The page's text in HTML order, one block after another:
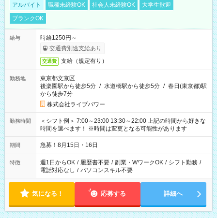
アルバイト 職種未経験OK 社会人未経験OK
大学生歓迎
ブランクOK
給与
時給1250円～
交通費別途支給あり
交通費 支給（規定有り）
勤務地
東京都文京区
後楽園駅から徒歩5分 / 水道橋駅から徒歩5分 / 春日(東京都)駅
から徒歩7分
株式会社ライブパワー
勤務時間
＜シフト例＞ 7:00～23:00 13:30～22:00 上記の時間から好きな
時間を選べます！ ※時間は変更となる可能性があります
期間 急募！8月15日・16日
特徴 週1日からOK / 履歴書不要 / 副業・WワークOK / シフト勤務 /
電話対応なし / パソコンスキル不要
気になる！ 応募する 詳細へ